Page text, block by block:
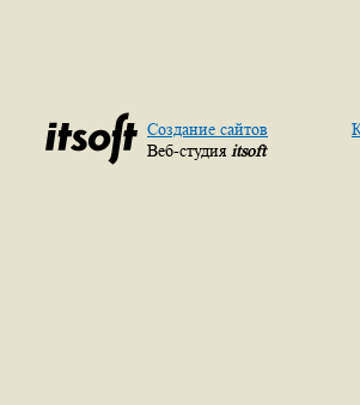
Создание сайтов
Веб-студия itsoft